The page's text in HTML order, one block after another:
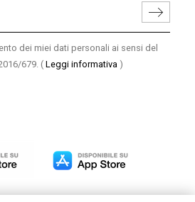
dei miei dati personali ai sensi del
679. ( Leggi informativa )